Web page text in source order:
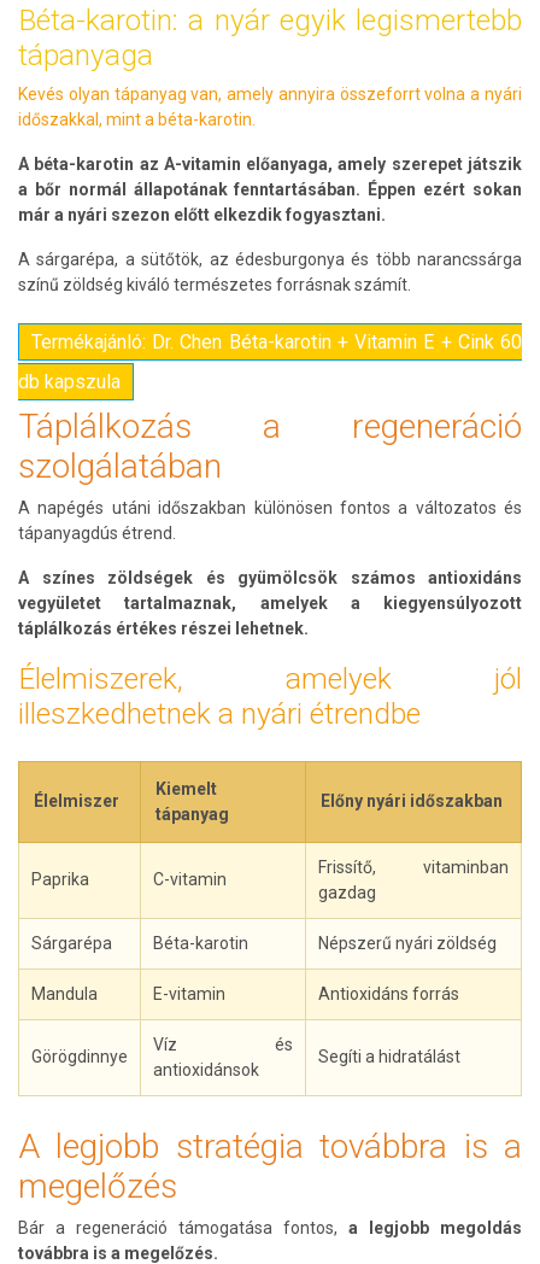
Béta-karotin: a nyár egyik legismertebb
tápanyaga
Kevés olyan tápanyag van, amely annyira összeforrt volna a nyári
időszakkal, mint a béta-karotin.
A béta-karotin az A-vitamin előanyaga, amely szerepet játszik
a bőr normál állapotának fenntartásában. Éppen ezért sokan
már a nyári szezon előtt elkezdik fogyasztani.
A sárgarépa, a sütőtök, az édesburgonya és több narancssárga
színű zöldség kiváló természetes forrásnak számít.
Termékajánló: Dr. Chen Béta-karotin + Vitamin E + Cink 60
db kapszula
Táplálkozás a regeneráció
szolgálatában
A napégés utáni időszakban különösen fontos a változatos és
tápanyagdús étrend.
A színes zöldségek és gyümölcsök számos antioxidáns
vegyületet tartalmaznak, amelyek a kiegyensúlyozott
táplálkozás értékes részei lehetnek.
Élelmiszerek, amelyek jól
illeszkedhetnek a nyári étrendbe
Élelmiszer
Kiemelt
tápanyag
Előny nyári időszakban
Paprika C-vitamin
Frissítő, vitaminban
gazdag
Sárgarépa Béta-karotin Népszerű nyári zöldség
Mandula E-vitamin Antioxidáns forrás
Görögdinnye
Víz és
antioxidánsok
Segíti a hidratálást
A legjobb stratégia továbbra is a
megelőzés
Bár a regeneráció támogatása fontos, a legjobb megoldás
továbbra is a megelőzés.